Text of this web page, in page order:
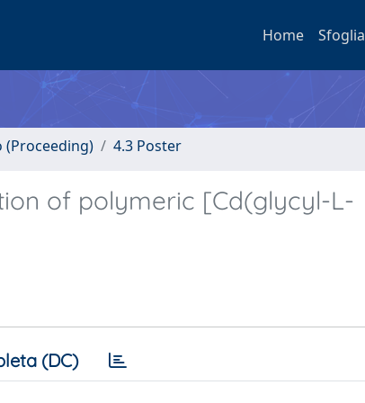
Home Sfoglia
(Proceeding) 4.3 Poster
of polymeric [Cd(glycyl-L-
(DC)